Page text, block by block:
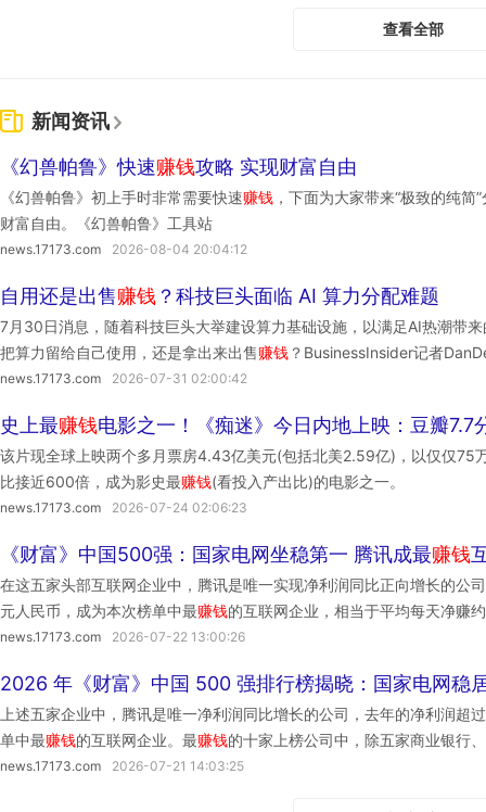
查看全部
新闻资讯
《幻兽帕鲁》快速赚钱攻略 实现财富自由
《幻兽帕鲁》初上手时非常需要快速赚钱 ，下面为大家带来“极致的纯简
财富自由。《幻兽帕鲁》工具站
news.17173.com 2026-08-04 20:04:12
自用还是出售赚钱 ？科技巨头面临 AI 算力分配难题
7月30日消息，随着科技巨头大举建设算力基础设施，以满足AI热潮带
把算力留给自己使用，还是拿出来出售赚钱 ？BusinessInsider记者
眼前的市场需求
赚钱，还是更加专注于长期战略目标？”
news.17173.com 2026-07-31 02:00:42
史上最赚钱电影之一！《痴迷》今日内地上映：豆瓣7.7
该片现全球上映两个多月票房4.43亿美元(包括北美2.59亿)，以仅仅75
比接近600倍，成为影史最赚钱(看投入产出比)的电影之一。
news.17173.com 2026-07-24 02:06:23
《财富》中国500强：国家电网坐稳第一 腾讯成最赚钱
在这五家头部互联网企业中，腾讯是唯一实现净利润同比正向增长的公
元人民币，成为本次榜单中最赚钱的互联网企业，相当于平均每天净赚
单的利润榜维度，最赚钱的十家上榜公司中，除五家国有商业银行、中
news.17173.com 2026-07-22 13:00:26
2026 年《财富》中国 500 强排行榜揭晓：国家电网稳
上述五家企业中，腾讯是唯一净利润同比增长的公司，去年的净利润
单中最赚钱的互联网企业。最赚钱的十家上榜公司中，除五家商业银行
家民营企业：台积电、腾讯、中国平安。
news.17173.com 2026-07-21 14:03:25